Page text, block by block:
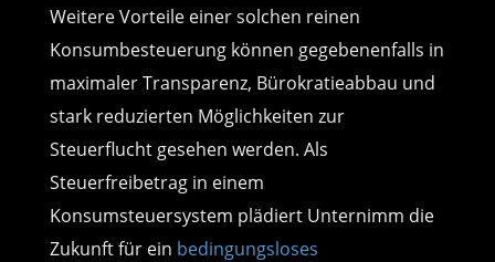
Weitere Vorteile einer solchen reinen
Konsumbesteuerung können gegebenenfalls in
maximaler Transparenz, Bürokratieabbau und
stark reduzierten Möglichkeiten zur
Steuerflucht gesehen werden. Als
Steuerfreibetrag in einem
Konsumsteuersystem plädiert Unternimm die
Zukunft für ein bedingungsloses